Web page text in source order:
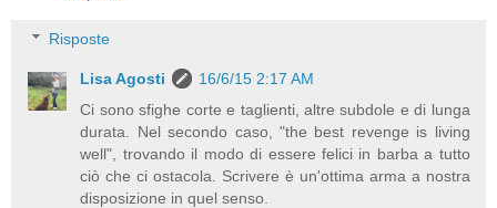
Risposte
Lisa Agosti
16/6/15 2:17 AM
Ci sono sfighe corte e taglienti, altre subdole e di lunga
durata. Nel secondo caso, "the best revenge is living
well", trovando il modo di essere felici in barba a tutto
ciò che ci ostacola. Scrivere è un'ottima arma a nostra
disposizione in quel senso.